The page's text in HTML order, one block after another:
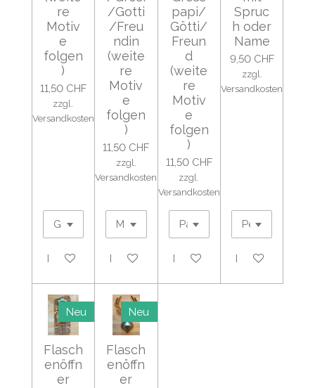
re
Motiv
e
folgen
)
11,50 CHF
zzgl.
Versandkosten
In den Warenkorb
/Gotti
/Freu
ndin
(weite
re
Motiv
e
folgen
)
11,50 CHF
zzgl.
Versandkosten
In den Warenkorb
papi/
Götti/
Freun
d
(weite
re
Motiv
e
folgen
)
11,50 CHF
zzgl.
Versandkosten
In den Warenkorb
Spruc
h oder
Name
9,50 CHF
zzgl.
Versandkosten
Details
Neu
Flasch
enöffn
er
Neu
Flasch
enöffn
er